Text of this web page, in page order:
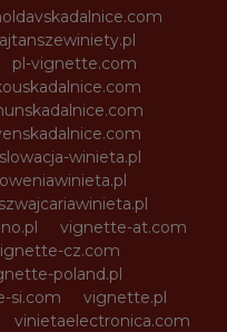
pl-vignette.com
slowacja-winieta.pl
szwajcariawinieta.pl
vignette-at.com
cz.com
poland.pl
si.com
vignette.pl
vinietaelectronica.com